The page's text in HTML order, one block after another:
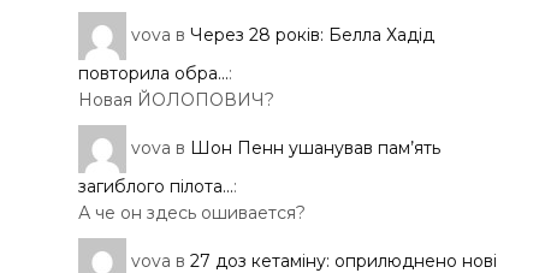
vova в Через 28 років: Белла Хадід
повторила обра...:
Новая ЙОЛОПОВИЧ?
vova в Шон Пенн ушанував пам’ять
загиблого пілота...:
А че он здесь ошивается?
vova в 27 доз кетаміну: оприлюднено нові